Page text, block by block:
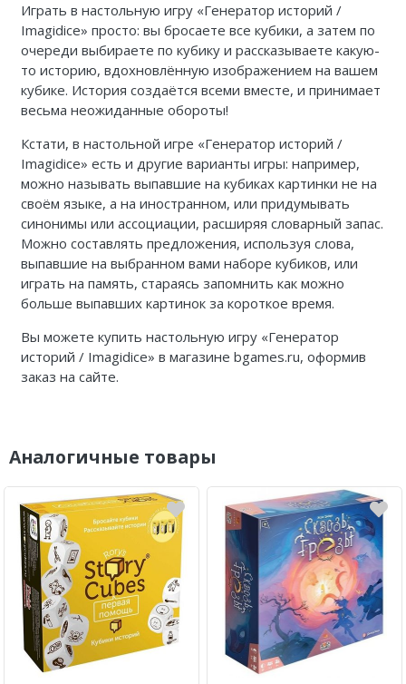
Играть в настольную игру «Генератор историй /
Imagidice» просто: вы бросаете все кубики, а затем по
очереди выбираете по кубику и рассказываете какую-
то историю, вдохновлённую изображением на вашем
кубике. История создаётся всеми вместе, и принимает
весьма неожиданные обороты!
Кстати, в настольной игре «Генератор историй /
Imagidice» есть и другие варианты игры: например,
можно называть выпавшие на кубиках картинки не на
своём языке, а на иностранном, или придумывать
синонимы или ассоциации, расширяя словарный запас.
Можно составлять предложения, используя слова,
выпавшие на выбранном вами наборе кубиков, или
играть на память, стараясь запомнить как можно
больше выпавших картинок за короткое время.
Вы можете купить настольную игру «Генератор
историй / Imagidice» в магазине bgames.ru, оформив
заказ на сайте.
Аналогичные товары